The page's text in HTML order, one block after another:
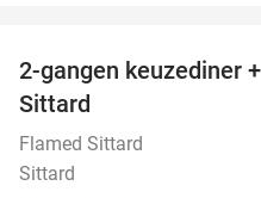
2-gangen keuzediner
Sittard
Flamed Sittard
Sittard